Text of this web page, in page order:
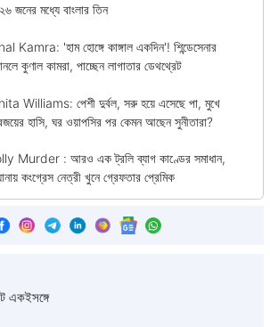
জনের মধ্যে বাংলার তিন
Kamra: 'হাম হোঙ্গে কাঙ্গাল একদিন'! শিন্ডেসেনার
কুণাল কামরা, পাচ্ছেন লাগাতার ডেথথ্রেট
Williams: পেশী দুর্বল, সরু হয়ে এসেছে পা, মুখে
হাসি, ঘর ওয়াপসির পর কেমন আছেন সুনীতারা?
Murder : আরও এক ট্রলি ব্যাগ কাণ্ডের সমাধান,
কংগ্রেস নেত্রী খুনে গ্রেফতার প্রেমিক
একইসঙ্গে